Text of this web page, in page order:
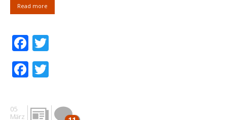
Read more
Facebook
Facebook
05
März